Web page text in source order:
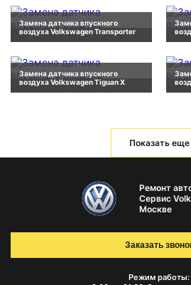
Замена датчика впускного
воздуха Volkswagen Transporter
Замена датчика впускного
воздуха Volkswagen Tiguan X
Показать еще
Ремонт
Сервис
Москве
Режим работы:
Заказать